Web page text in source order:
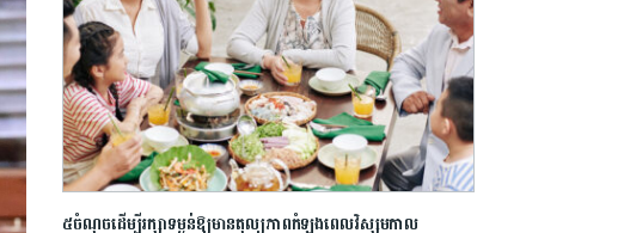
៥ចំណុចដើម្បី​រក្សាទម្ងន់ឱ្យមានតុល្យភាពកំឡុងពេលវិស្សមកាល